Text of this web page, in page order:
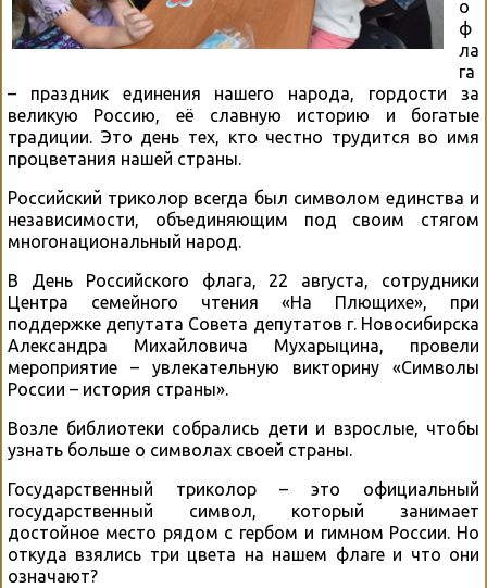
о
ф
ла
га
– праздник единения нашего народа, гордости за
великую Россию, её славную историю и богатые
традиции. Это день тех, кто честно трудится во имя
процветания нашей страны.
Российский триколор всегда был символом единства и
независимости, объединяющим под своим стягом
многонациональный народ.
В День Российского флага, 22 августа, сотрудники
Центра семейного чтения «На Плющихе», при
поддержке депутата Совета депутатов г. Новосибирска
Александра Михайловича Мухарыцина, провели
мероприятие – увлекательную викторину «Символы
России – история страны».
Возле библиотеки собрались дети и взрослые, чтобы
узнать больше о символах своей страны.
Государственный триколор – это официальный
государственный символ, который занимает
достойное место рядом с гербом и гимном России. Но
откуда взялись три цвета на нашем флаге и что они
означают?